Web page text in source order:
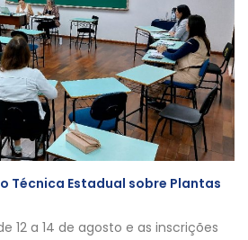
Técnica Estadual sobre Plantas
12 a 14 de agosto e as inscrições